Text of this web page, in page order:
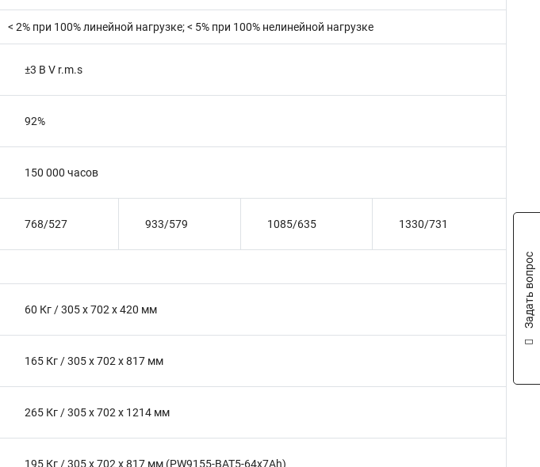
< 2% при 100% линейной нагрузке; < 5% при 100% нелинейной нагрузке
±3 В V r.m.s
92%
150 000 часов
768/527 933/579 1085/635 1330/731
60 Кг / 305 x 702 x 420 мм
165 Кг / 305 x 702 x 817 мм
265 Кг / 305 x 702 x 1214 мм
195 Кг / 305 x 702 x 817 мм (PW9155-BAT5-64x7Ah)
Задать вопрос